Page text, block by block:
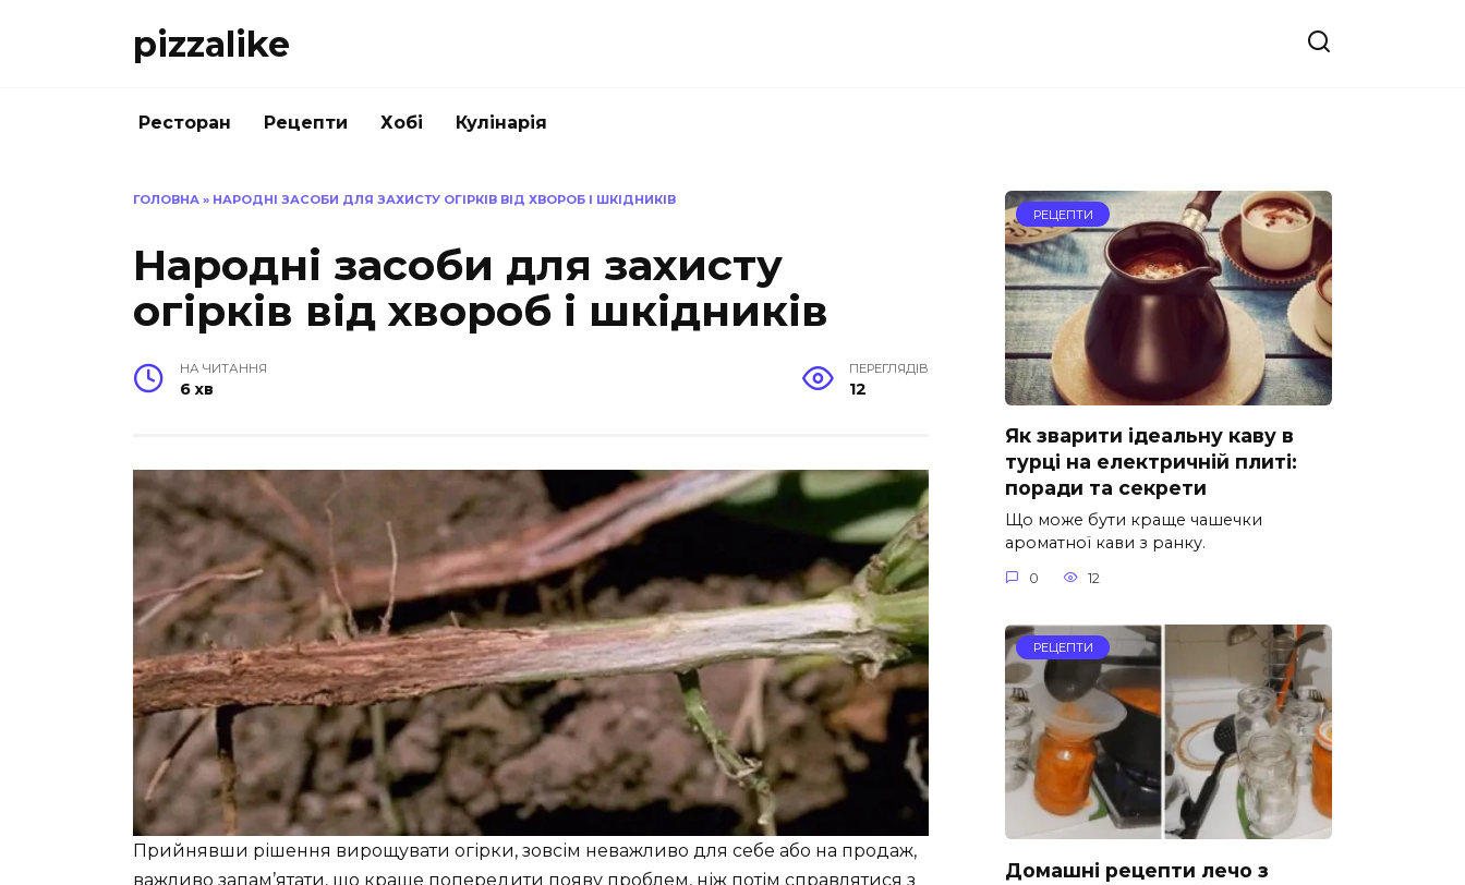
pizzalike
Ресторан Рецепти Хобі Кулінарія
ГОЛОВНА » НАРОДНІ ЗАСОБИ ДЛЯ ЗАХИСТУ ОГІРКІВ ВІД ХВОРОБ І ШКІДНИКІВ
Народні засоби для захисту
огірків від хвороб і шкідників
НА ЧИТАННЯ
6 хв
ПЕРЕГЛЯДІВ
12
Прийнявши рішення вирощувати огірки, зовсім неважливо для себе або на продаж,
важливо запам’ятати, що краще попередити появу проблем, ніж потім справлятися з
РЕЦЕПТИ
Як зварити ідеальну каву в
турці на електричній плиті:
поради та секрети
Що може бути краще чашечки
ароматної кави з ранку.
0 12
РЕЦЕПТИ
Домашні рецепти лечо з